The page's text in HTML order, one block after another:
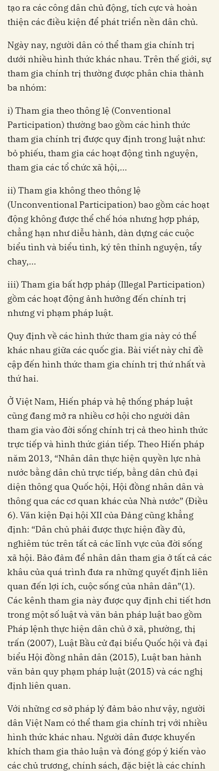
tạo ra các công dân chủ động, tích cực và hoàn
thiện các điều kiện để phát triển nền dân chủ.
Ngày nay, người dân có thể tham gia chính trị
dưới nhiều hình thức khác nhau. Trên thế giới, sự
tham gia chính trị thường được phân chia thành
ba nhóm:
i) Tham gia theo thông lệ (Conventional
Participation) thường bao gồm các hình thức
tham gia chính trị được quy định trong luật như:
bỏ phiếu, tham gia các hoạt động tình nguyện,
tham gia các tổ chức xã hội,...
ii) Tham gia không theo thông lệ
(Unconventional Participation) bao gồm các hoạt
động không được thể chế hóa nhưng hợp pháp,
chẳng hạn như diễu hành, dàn dựng các cuộc
biểu tình và biểu tình, ký tên thỉnh nguyện, tẩy
chay,...
iii) Tham gia bất hợp pháp (Illegal Participation)
gồm các hoạt động ảnh hưởng đến chính trị
nhưng vi phạm pháp luật.
Quy định về các hình thức tham gia này có thể
khác nhau giữa các quốc gia. Bài viết này chỉ đề
cập đến hình thức tham gia chính trị thứ nhất và
thứ hai.
Ở Việt Nam, Hiến pháp và hệ thống pháp luật
cũng đang mở ra nhiều cơ hội cho người dân
tham gia vào đời sống chính trị cả theo hình thức
trực tiếp và hình thức gián tiếp. Theo Hiến pháp
năm 2013, “Nhân dân thực hiện quyền lực nhà
nước bằng dân chủ trực tiếp, bằng dân chủ đại
diện thông qua Quốc hội, Hội đồng nhân dân và
thông qua các cơ quan khác của Nhà nước” (Điều
6). Văn kiện Đại hội XII của Đảng cũng khẳng
định: “Dân chủ phải được thực hiện đầy đủ,
nghiêm túc trên tất cả các lĩnh vực của đời sống
xã hội. Bảo đảm để nhân dân tham gia ở tất cả các
khâu của quá trình đưa ra những quyết định liên
quan đến lợi ích, cuộc sống của nhân dân”(1).
Các kênh tham gia này được quy định chi tiết hơn
trong một số luật và văn bản pháp luật bao gồm
Pháp lệnh thực hiện dân chủ ở xã, phường, thị
trấn (2007), Luật Bầu cử đại biểu Quốc hội và đại
biểu Hội đồng nhân dân (2015), Luật ban hành
văn bản quy phạm pháp luật (2015) và các nghị
định liên quan.
Với những cơ sở pháp lý đảm bảo như vậy, người
dân Việt Nam có thể tham gia chính trị với nhiều
hình thức khác nhau. Người dân được khuyến
khích tham gia thảo luận và đóng góp ý kiến vào
các chủ trương, chính sách, đặc biệt là các chính